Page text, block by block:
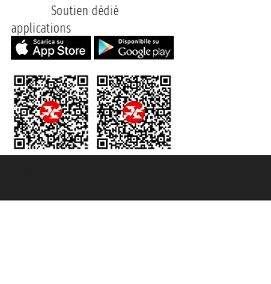
Soutien dédié
applications